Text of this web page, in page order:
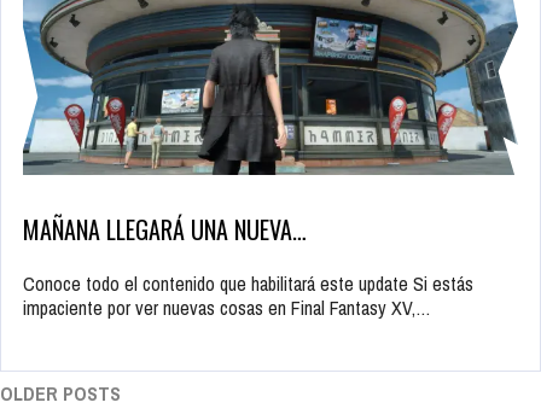
MAÑANA LLEGARÁ UNA NUEVA…
Conoce todo el contenido que habilitará este update Si estás
impaciente por ver nuevas cosas en Final Fantasy XV,…
OLDER POSTS